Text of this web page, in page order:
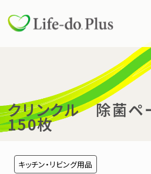
クリンクル 除菌ペ
150枚
キッチン・リビング用品